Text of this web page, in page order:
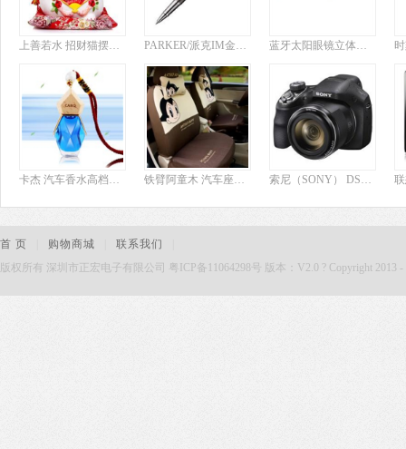
上善若水 招财猫摆件 陶瓷大号储蓄罐创意开业送礼礼品结婚庆礼物0282 2069金色款宝船 PARKER/派克IM金属灰白夹宝珠笔 im系列签字笔 蓝牙太阳眼镜立体声可通话听音乐耳机MP3收音FM偏光太阳镜驾驶 官方标配 酒红色 官方标配
卡杰 汽车香水高档车载精油车用香水挂饰车内摆件悬挂式多面体系列 罗马假日-翡翠绿 铁臂阿童木 汽车座垫座套椅套坐垫 四季通用车垫20件套 红黑 AT-201 索尼（SONY） DSC-H400 长焦数码相机 黑色（2010万有效像素 3英寸液晶屏 63倍光学变 25mm广角）
首 页 购物商城 联系我们
版权所有 深圳市正宏电子有限公司 粤ICP备11064298号 版本：V2.0 ? Copyright 2013 -